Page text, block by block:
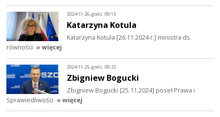
2024-11-26, godz. 09:15
Katarzyna Kotula
Katarzyna Kotula [26.11.2024 r.] ministra ds.
równości » więcej
2024-11-25, godz. 09:22
Zbigniew Bogucki
Zbigniew Bogucki [25.11.2024] poseł Prawa i
Sprawiedliwości » więcej